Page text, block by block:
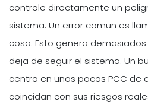
controle directamente un
sistema. Un error comun es
cosa. Esto genera
deja de seguir el sistema. Un
centra en unos pocos PCC de
coincidan con sus riesgos